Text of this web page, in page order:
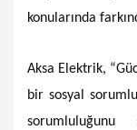
konularında
Aksa Elektrik,
bir sosyal
sorumluluğunu